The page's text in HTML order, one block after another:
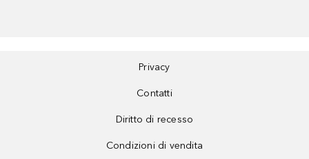
Privacy
Contatti
Diritto di recesso
Condizioni di vendita